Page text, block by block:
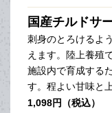
国産チルドサ
刺身のとろけるよ
えます。陸上養殖
施設内で育成する
す。程よい甘味と
1,098円（税込）